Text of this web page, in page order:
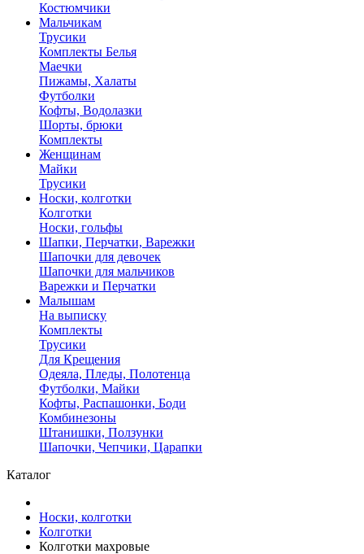
Костюмчики
Мальчикам
Трусики
Комплекты Белья
Маечки
Пижамы, Халаты
Футболки
Кофты, Водолазки
Шорты, брюки
Комплекты
Женщинам
Майки
Трусики
Носки, колготки
Колготки
Носки, гольфы
Шапки, Перчатки, Варежки
Шапочки для девочек
Шапочки для мальчиков
Варежки и Перчатки
Малышам
На выписку
Комплекты
Трусики
Для Крещения
Одеяла, Пледы, Полотенца
Футболки, Майки
Кофты, Распашонки, Боди
Комбинезоны
Штанишки, Ползунки
Шапочки, Чепчики, Царапки
Каталог
Носки, колготки
Колготки
Колготки махровые